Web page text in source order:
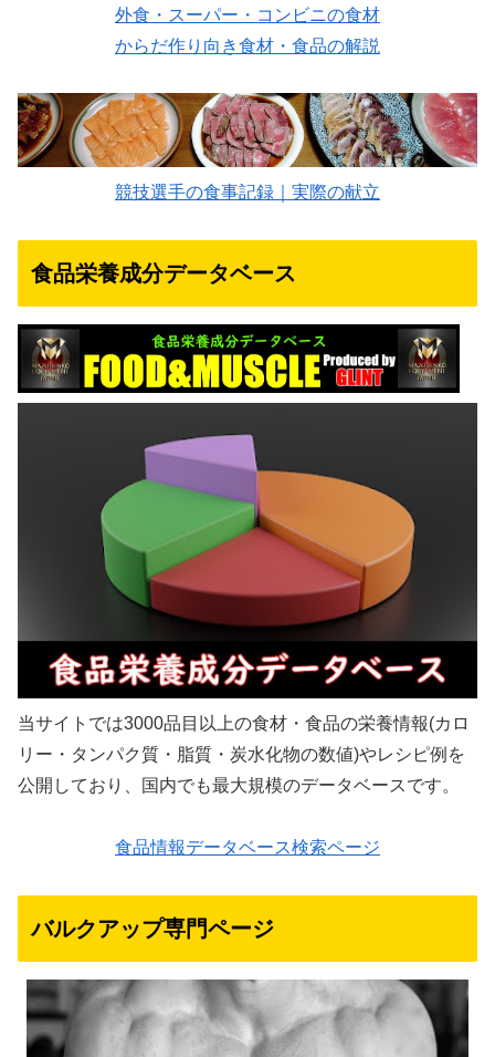
外食・スーパー・コンビニの食材
からだ作り向き食材・食品の解説
競技選手の食事記録｜実際の献立
食品栄養成分データベース
当サイトでは3000品目以上の食材・食品の栄養情報(カロ
リー・タンパク質・脂質・炭水化物の数値)やレシピ例を
公開しており、国内でも最大規模のデータベースです。
食品情報データベース検索ページ
バルクアップ専門ページ